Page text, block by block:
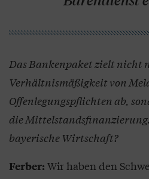
Das Bankenpaket zielt nicht
Verhältnismäßigkeit von
Offenlegungspflichten ab,
die
bayerische Wirtschaft?
Ferber: Wir haben den